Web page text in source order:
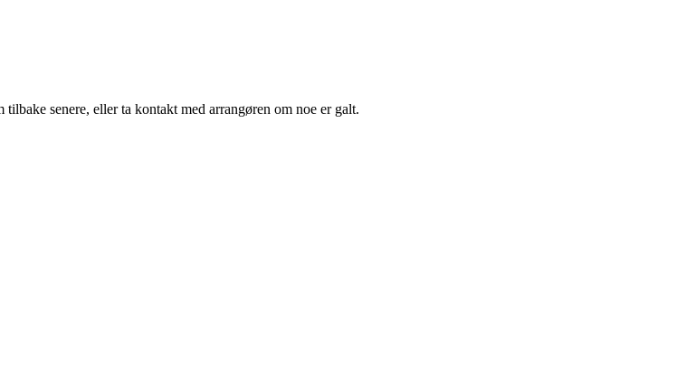
senere, eller ta kontakt med arrangøren om noe er galt.